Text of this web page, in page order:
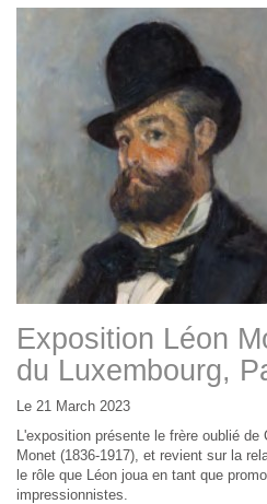
Exposition Léon
du Luxembourg,
Le 21 March 2023
L'exposition présente le frère oublié de
Monet (1836-1917), et revient sur la
le rôle que Léon joua en tant que
impressionnistes.